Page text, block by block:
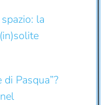
la
di Pasqua”?